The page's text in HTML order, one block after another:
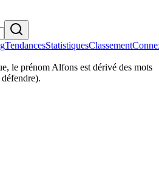
TendancesStatistiquesClassement
le prénom Alfons est dérivé des mots